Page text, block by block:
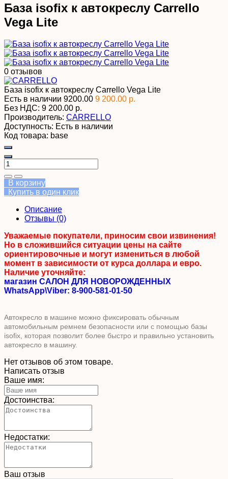
База isofix к автокреслу Carrello
Vega Lite
0 отзывов
База isofix к автокреслу Carrello Vega Lite
Есть в наличии 9200.00 9 200.00 р.
Без НДС: 9 200.00 р.
Производитель: CARRELLO
Доступность: Есть в наличии
Код товара: base
В корзину
Купить в один клик
Описание
Отзывы (0)
Уважаемые покупатели, приносим свои извинения!
Но в сложившийся ситуации цены на сайте
ориентировочные и могут измениться в любой
момент в зависимости от курса доллара и евро.
Наличие уточняйте:
магазин САЛОН ДЛЯ НОВОРОЖДЕННЫХ
WhatsApp\Viber: 8-900-581-01-50
Автокресло в машине можно фиксировать обычным
автомобильным ремнем безопасности или с помощью базы
isofix, которая позволит более быстро и правильно установить
автокресло в машину.
Нет отзывов об этом товаре.
Написать отзыв
Ваше имя:
Достоинства:
Недостатки:
Ваш отзыв